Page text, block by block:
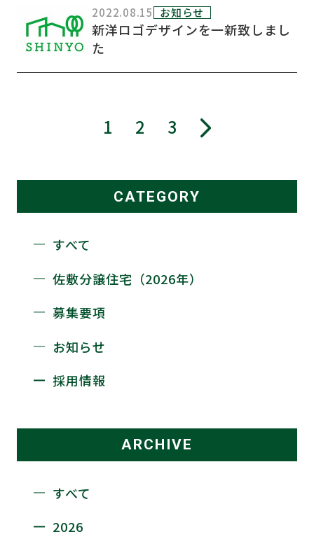
CATEGORY
すべて
佐敷分譲住宅（2026年）
募集要項
お知らせ
採用情報
ARCHIVE
すべて
2026
2022.08.15 お知らせ
新洋ロゴデザインを一新致しまし
た
1 2 3